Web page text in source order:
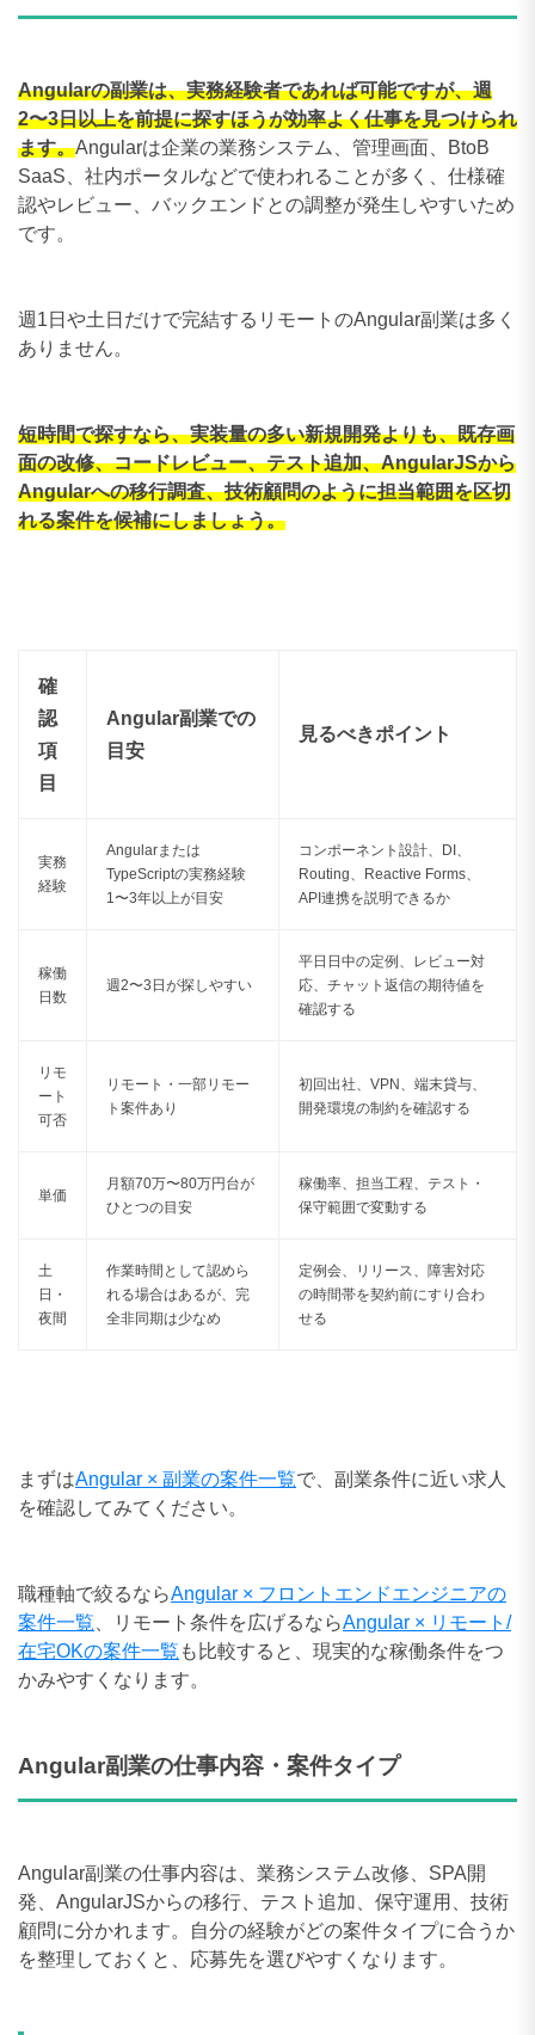
Angularの副業は、実務経験者であれば可能ですが、週
2〜3日以上を前提に探すほうが効率よく仕事を見つけられ
ます。Angularは企業の業務システム、管理画面、BtoB
SaaS、社内ポータルなどで使われることが多く、仕様確
認やレビュー、バックエンドとの調整が発生しやすいため
です。
週1日や土日だけで完結するリモートのAngular副業は多く
ありません。
短時間で探すなら、実装量の多い新規開発よりも、既存画
面の改修、コードレビュー、テスト追加、AngularJSから
Angularへの移行調査、技術顧問のように担当範囲を区切
れる案件を候補にしましょう。
確
認
項
目
Angular副業での
目安
見るべきポイント
実務
経験
Angularまたは
TypeScriptの実務経験
1〜3年以上が目安
コンポーネント設計、DI、
Routing、Reactive Forms、
API連携を説明できるか
稼働
日数
週2〜3日が探しやすい
平日日中の定例、レビュー対
応、チャット返信の期待値を
確認する
リモ
ート
可否
リモート・一部リモー
ト案件あり
初回出社、VPN、端末貸与、
開発環境の制約を確認する
単価
月額70万〜80万円台が
ひとつの目安
稼働率、担当工程、テスト・
保守範囲で変動する
土
日・
夜間
作業時間として認めら
れる場合はあるが、完
全非同期は少なめ
定例会、リリース、障害対応
の時間帯を契約前にすり合わ
せる
まずはAngular × 副業の案件一覧で、副業条件に近い求人
を確認してみてください。
職種軸で絞るならAngular × フロントエンドエンジニアの
案件一覧 、リモート条件を広げるならAngular × リモート/
在宅OKの案件一覧 も比較すると、現実的な稼働条件をつ
かみやすくなります。
Angular副業の仕事内容・案件タイプ
Angular副業の仕事内容は、業務システム改修、SPA開
発、AngularJSからの移行、テスト追加、保守運用、技術
顧問に分かれます。自分の経験がどの案件タイプに合うか
を整理しておくと、応募先を選びやすくなります。